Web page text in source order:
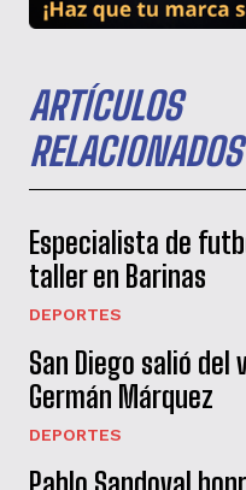
ARTÍCULOS
RELACIONADOS
Especialista de
taller en Barinas
DEPORTES
San Diego salió del
Germán Márquez
DEPORTES